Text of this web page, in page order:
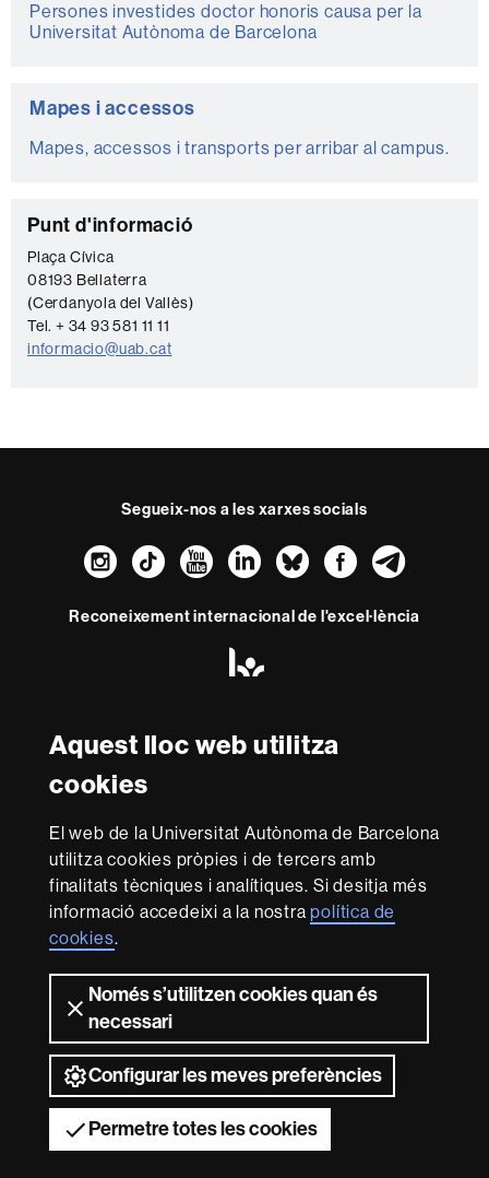
Aquest lloc web utilitza
cookies
El web de la Universitat Autònoma de Barcelona
utilitza cookies pròpies i de tercers amb
finalitats tècniques i analítiques. Si desitja més
informació accedeixi a la nostrapolítica de
cookies.
Només s’utilitzen cookies quan és
necessari
Configurar les meves preferències
Permetre totes les cookies
Persones investides doctor honoris causa per la
Universitat Autònoma de Barcelona
Mapes i accessos
Mapes, accessos i transports per arribar al campus.
C
o
n
t
a
e
Punt d'informació
Plaça Cívica
08193 Bellaterra
(Cerdanyola del Vallès)
Tel. + 34 93 581 11 11
informacio@uab.cat
Segueix-nos a les xarxes socials
Instagram
TikTokYouTube
LinkedIn
Bluesky
Reconeixement internacional de l'excel·lència
-
Euraxess
Amb el finançament de
Sobre
aquest
web
Avís legal Protecció de dades Sobre el
web
Mapa del web UAB
Som una universitat capdavantera que imparteix una
docència de qualitat i excel·lència, diversificada,
multidisciplinària i flexible, ajustada a les necessitats de
la societat i adaptada als nous models de l'Europa del
coneixement. La UAB és reconeguda internacionalment
per la qualitat i el caràcter innovador de la seva recerca.
2026 Universitat Autònoma de Barcelona